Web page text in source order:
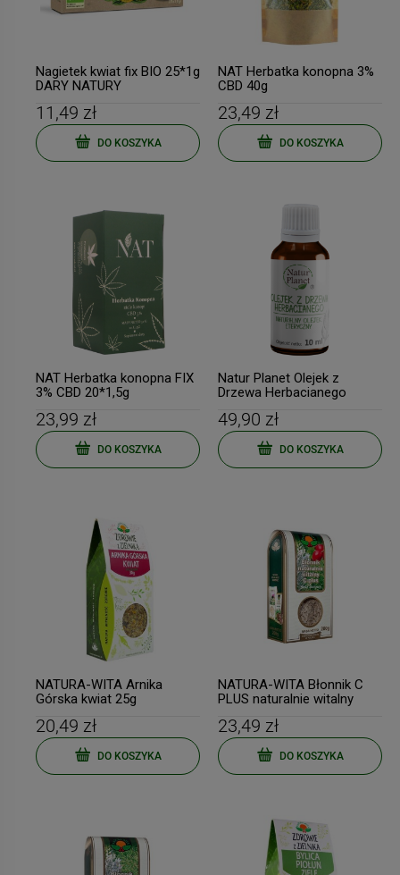
-13
Duolife MOJA KREW 750ml
My Blood PROMOCJA
171,39 zł
Cena regularna:
197,00 zł
Najniższa cena:169,89 zł
DO KOSZYKA
BIOWEN Witamina B
Complex+ 90 kapsułek
89,99 zł
Cena regularna:
Najniższa cena:
Nagietek kwiat fix BIO 25*1g
DARY NATURY
11,49 zł
DO KOSZYKA
NAT Herbatka konopna 3%
CBD 40g
23,49 zł
DO KOSZYKA
NAT Herbatka konopna FIX
3% CBD 20*1,5g
23,99 zł
DO KOSZYKA
Natur Planet Olejek z
Drzewa Herbacianego
49,90 zł
DO KOSZYKA
NATURA-WITA Arnika
Górska kwiat 25g
20,49 zł
DO KOSZYKA
NATURA-WITA Błonnik C
PLUS naturalnie witalny
23,49 zł
DO KOSZYKA